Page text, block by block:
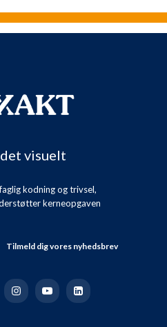
visuelt
kodning og trivsel,
kerneopgaven
Tilmeld dig vores nyhedsbrev